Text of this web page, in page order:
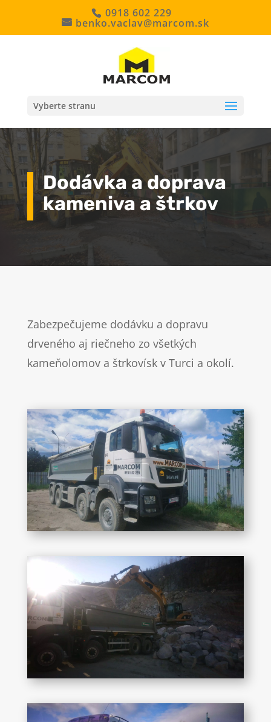
0918 602 229
benko.vaclav@marcom.sk
Vyberte stranu
Dodávka a doprava
kameniva a štrkov
Zabezpečujeme dodávku a dopravu
drveného aj riečneho zo všetkých
kameňolomov a štrkovísk v Turci a okolí.